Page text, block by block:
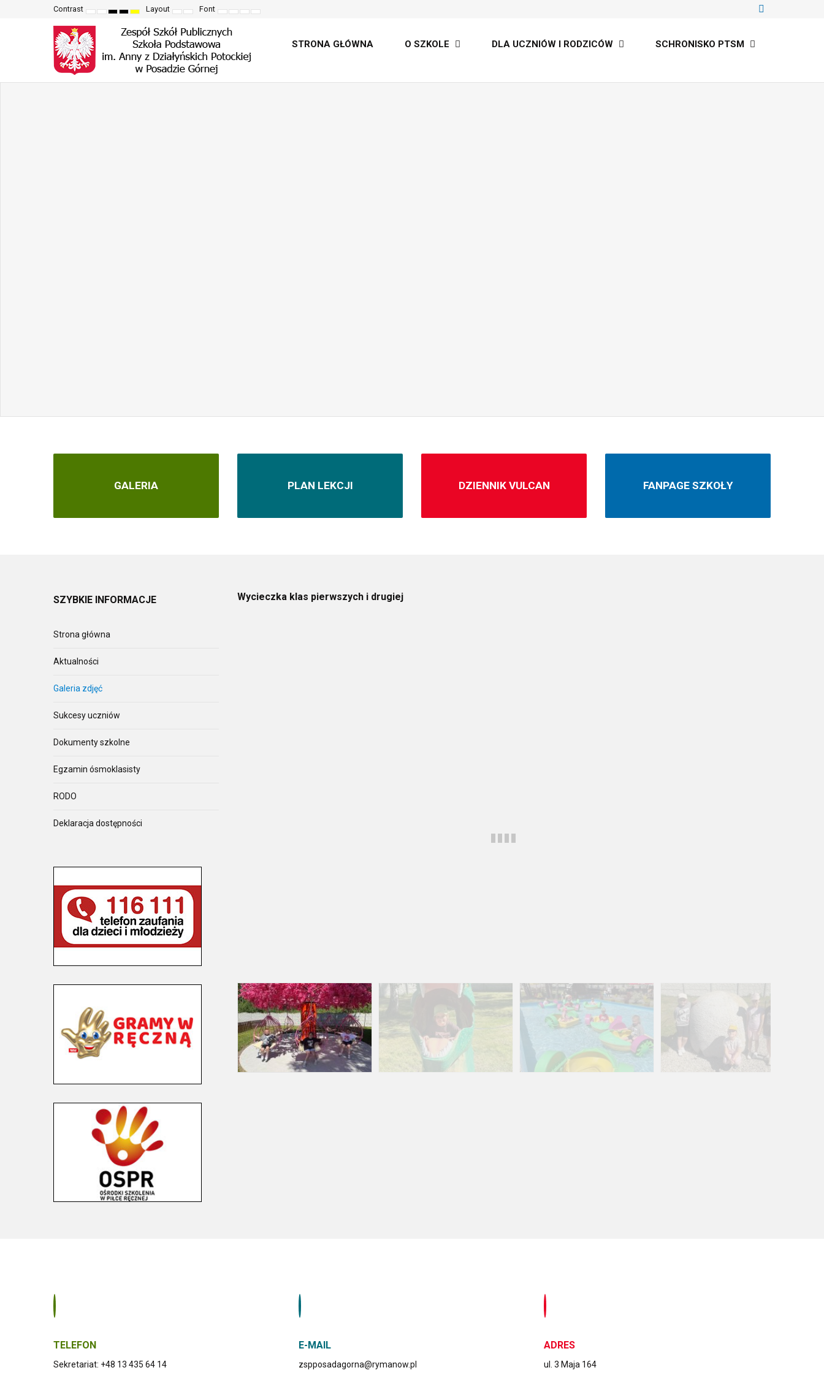
Contrast
Default
NightHigh
black
white
High
black
yellow
mode
High
yellow
black
mode
Layout
FixedWide
Font
Set
font
SetMake
Set
STRONA GŁÓWNA O SZKOLE DLA UCZNIÓW I RODZICÓW SCHRONISKO PTSM
GALERIA PLAN LEKCJI DZIENNIK VULCAN FANPAGE SZKOŁY
Wycieczka klas pierwszych i drugiej
SZYBKIE INFORMACJE
Strona główna
Aktualności
Galeria zdjęć
Sukcesy uczniów
Dokumenty szkolne
Egzamin ósmoklasisty
RODO
Deklaracja dostępności
TELEFON
Sekretariat: +48 13 435 64 14
E-MAIL
zspposadagorna@rymanow.pl
ADRES
ul. 3 Maja 164